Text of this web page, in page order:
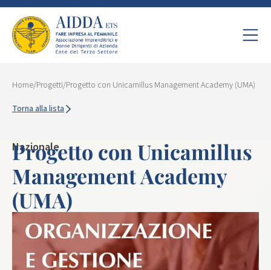
Home/Progetti/Progetto con Unicamillus Management Academy (UMA)
Torna alla lista
Nazionale
Progetto con Unicamillus
Management Academy
(UMA)